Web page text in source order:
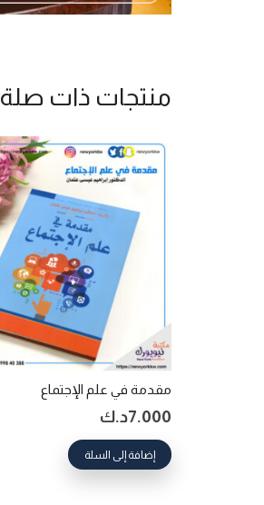
منتجات ذات صلة
مقدمة في علم الإجتماع
7.000د.ك
إضافة إلى السلة